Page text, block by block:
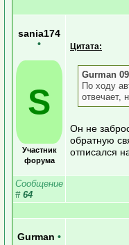
sania174
•
S
Участник
форума
Цитата:
Gurman
По ходу
отвечает,
Он не
обратную
отписался
Сообщение
# 64
Gurman •